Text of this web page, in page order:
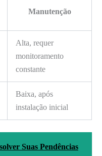
Manutenção
Alta, requer
monitoramento
constante
Baixa, após
instalação inicial
Suas Pendências